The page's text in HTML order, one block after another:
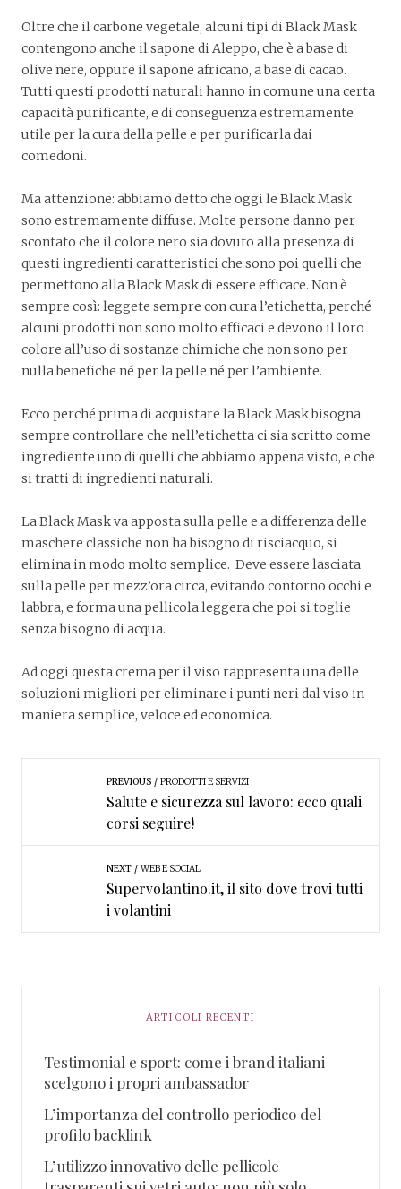
Oltre che il carbone vegetale, alcuni tipi di Black Mask
contengono anche il sapone di Aleppo, che è a base di
olive nere, oppure il sapone africano, a base di cacao.
Tutti questi prodotti naturali hanno in comune una certa
capacità purificante, e di conseguenza estremamente
utile per la cura della pelle e per purificarla dai
comedoni.
Ma attenzione: abbiamo detto che oggi le Black Mask
sono estremamente diffuse. Molte persone danno per
scontato che il colore nero sia dovuto alla presenza di
questi ingredienti caratteristici che sono poi quelli che
permettono alla Black Mask di essere efficace. Non è
sempre così: leggete sempre con cura l’etichetta, perché
alcuni prodotti non sono molto efficaci e devono il loro
colore all’uso di sostanze chimiche che non sono per
nulla benefiche né per la pelle né per l’ambiente.
Ecco perché prima di acquistare la Black Mask bisogna
sempre controllare che nell’etichetta ci sia scritto come
ingrediente uno di quelli che abbiamo appena visto, e che
si tratti di ingredienti naturali.
La Black Mask va apposta sulla pelle e a differenza delle
maschere classiche non ha bisogno di risciacquo, si
elimina in modo molto semplice. Deve essere lasciata
sulla pelle per mezz’ora circa, evitando contorno occhi e
labbra, e forma una pellicola leggera che poi si toglie
senza bisogno di acqua.
Ad oggi questa crema per il viso rappresenta una delle
soluzioni migliori per eliminare i punti neri dal viso in
maniera semplice, veloce ed economica.
PREVIOUS PRODOTTI E SERVIZI
Salute e sicurezza sul lavoro: ecco quali
corsi seguire!
NEXT WEB E SOCIAL
Supervolantino.it, il sito dove trovi tutti
i volantini
ARTICOLI RECENTI
Testimonial e sport: come i brand italiani
scelgono i propri ambassador
L’importanza del controllo periodico del
profilo backlink
L’utilizzo innovativo delle pellicole